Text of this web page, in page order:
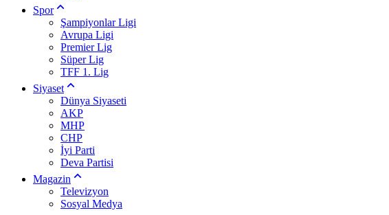
Spor
Şampiyonlar Ligi
Avrupa Ligi
Premier Lig
Süper Lig
TFF 1. Lig
Siyaset
Dünya Siyaseti
AKP
MHP
CHP
İyi Parti
Deva Partisi
Magazin
Televizyon
Sosyal Medya